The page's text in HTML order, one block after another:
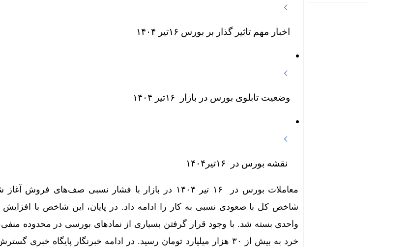
اخبار مهم تاثیر گذار بر بورس ۱۶تیر ۱۴۰۴
وضعیت تابلوی بورس در بازار ۱۶تیر ۱۴۰۴
نقشه بورس در ۱۶تیر۱۴۰۴
معاملات بورس در ۱۶ تیر ۱۴۰۴ در بازار با فشار نسبی صف‌های
واحدی بسته شد. با وجود قرار گرفتن بسیاری از نمادهای بورسی در محدوده
خرد به بیش از ۳۰ هزار میلیارد تومان رسید. در ادامه خبرنگار پایگاه خبری